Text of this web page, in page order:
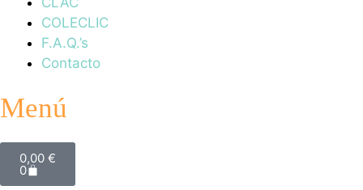
COLECLIC
F.A.Q.’s
Contacto
Menú
0,00 €
0